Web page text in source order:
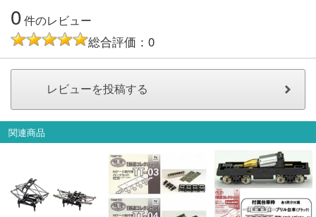
会社概要
レビューについて
© 2026 Mid Japan, Inc.
0件のレビュー
総合評価：0
関連商品